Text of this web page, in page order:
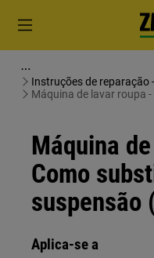
Instruções de reparação
Máquinas de lavar e
Máquina de lavar roupa
Máquina
Como
suspensão
Aplica-se a